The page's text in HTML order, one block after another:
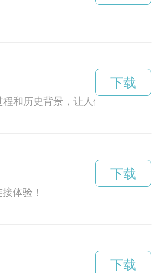
和历史背景，让人们更加了解这道
下载
体验！
下载
下载